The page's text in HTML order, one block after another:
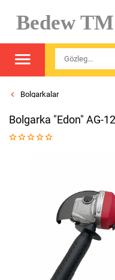
Bedew TM
Bolgarkalar
Bolgarka "Edon" AG-